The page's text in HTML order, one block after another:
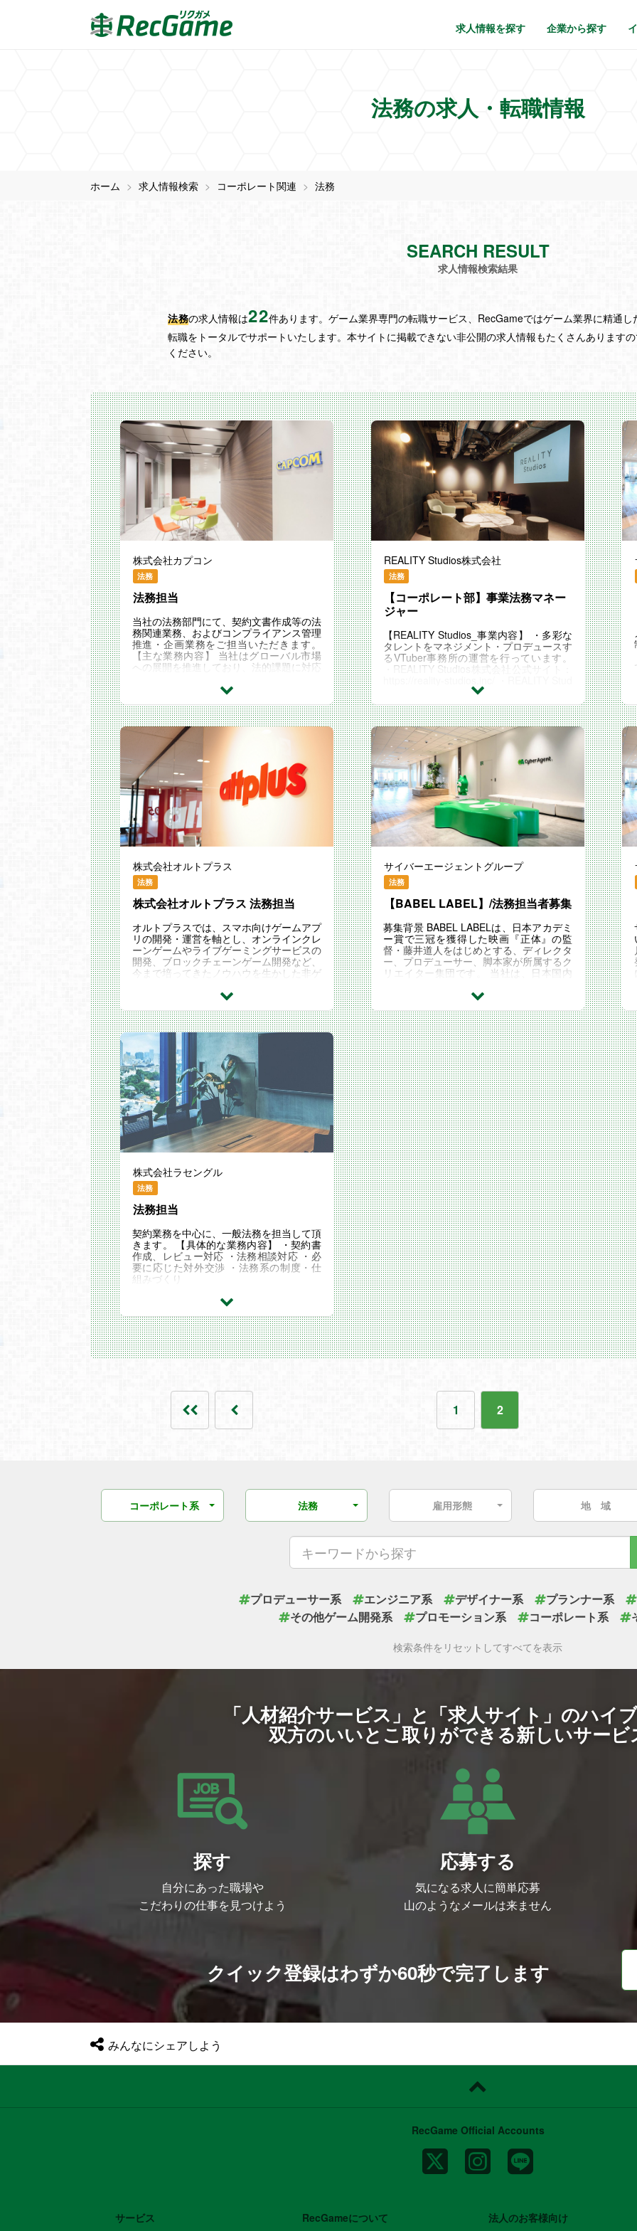
求人情報を探す 企業から探す
法務の求人・転職情報
ホーム 求人情報検索 コーポレート関連 法務
コーポレート系 法務 雇用形態 地 域
プロデューサー系 エンジニア系 デザイナー系
プランナー系
その他ゲーム開発系
プロモーション系 コーポレート系
検索条件をリセットしてすべてを表示
SEARCH RESULT
求人情報検索結果
法務の求人情報は22件あります。ゲーム業界専門の転職サービス、RecGameではゲーム業界に精通
転職をトータルでサポートいたします。本サイトに掲載できない非公開の求人情報もたくさんあります
ください。
株式会社カプコン
法務
法務担当
当社の法務部門にて、契約文書作成等の法
務関連業務、およびコンプライアンス管理
推進・企画業務をご担当いただきます。
【主な業務内容】 当社はグローバル市場
への展開を推進しており、法的課題に対応
REALITY Studios株式会社
法務
【コーポレート部】事業法務マネー
ジャー
【REALITY Studios_事業内容】 ・多彩な
タレントをマネジメント・プロデュースす
るVTuber事務所の運営を行っています。
・REALITY Studios株式会社公式サイト：
ios株式会社公式Twitter：https://twitter.co
m/R...
株式会社オルトプラス
法務
株式会社オルトプラス 法務担当
オルトプラスでは、スマホ向けゲームアプ
リの開発・運営を軸とし、オンラインクレ
ーンゲームやライブゲーミングサービスの
開発、ブロックチェーンゲーム開発など、
今まで培ってきたノウハウを生かした非ゲ
サイバーエージェントグループ
法務
【BABEL LABEL】/法務担当者募集
募集背景 BABEL LABELは、日本アカデミ
ー賞で三冠を獲得した映画『正体』の監
督・藤井道人をはじめとする、ディレクタ
ー、プロデューサー、脚本家が所属するク
リエイター集団です。 当社は、日本国内
株式会社ラセングル
法務
法務担当
契約業務を中心に、一般法務を担当して頂
きます。 【具体的な業務内容】 ・契約書
作成、レビュー対応 ・法務相談対応 ・必
要に応じた対外交渉 ・法務系の制度・仕
組みづくり
1 2
「人材紹介サービス」と「求人サイト」のハイ
双方のいいとこ取りができる新しいサービ
探す
自分にあった職場や
こだわりの仕事を見つけよう
応募する
気になる求人に簡単応募
山のようなメールは来ません
クイック登録はわずか60秒で完了します
みんなにシェアしよう
RecGame Official Accounts
サービス RecGameについて 法人のお客様向け